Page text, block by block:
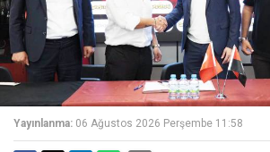
Yayınlanma: 06 Ağustos 2026 Perşembe 11:58